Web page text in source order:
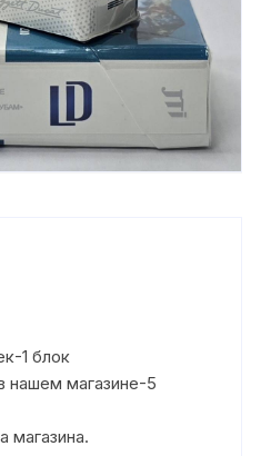
1 блок
нашем магазине-5
магазина.